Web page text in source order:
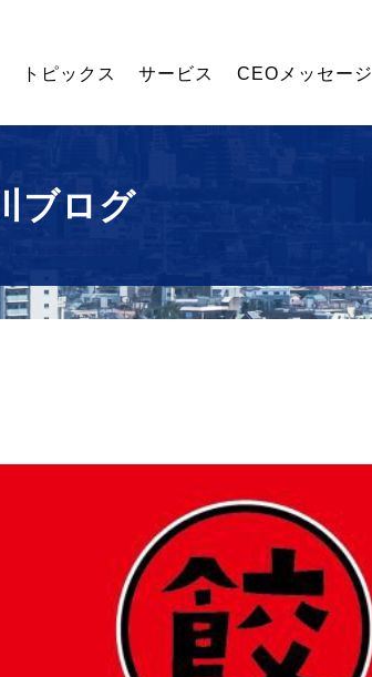
トピックス
サービス
食・
ンサ
ルテ
人採
育成
CEOメッセージ
ブログ